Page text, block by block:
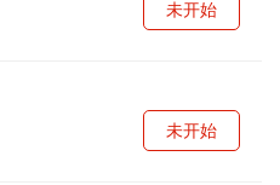
未开始
未开始